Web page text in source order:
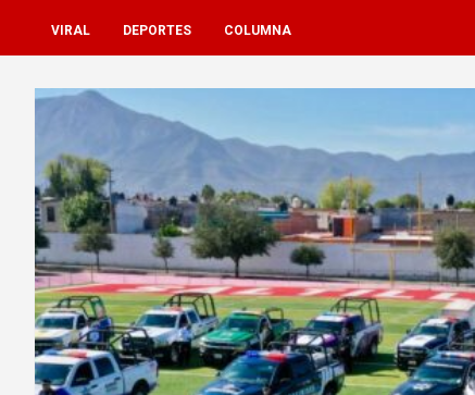
VIRAL DEPORTES COLUMNA